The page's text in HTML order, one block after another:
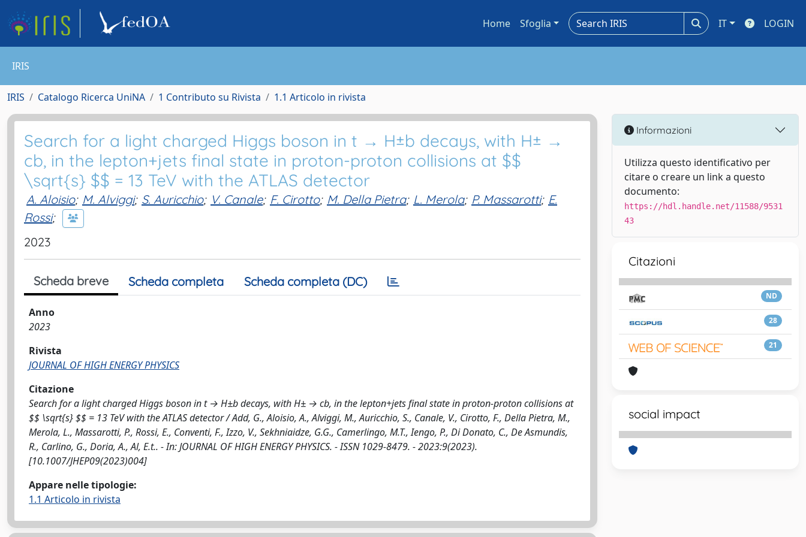
Home Sfoglia IT LOGIN
IRIS
IRIS Catalogo Ricerca UniNA 1 Contributo su Rivista 1.1 Articolo in rivista
Search for a light charged Higgs boson in t → H±b decays, with H± →
cb, in the lepton+jets final state in proton-proton collisions at $$
\sqrt{s} $$ = 13 TeV with the ATLAS detector
A. Aloisio; M. Alviggi; S. Auricchio; V. Canale; F. Cirotto; M. Della Pietra; L. Merola; P. Massarotti; E.
Rossi;
2023
Scheda breve Scheda completa Scheda completa (DC)
Anno
2023
Rivista
JOURNAL OF HIGH ENERGY PHYSICS
Citazione
Search for a light charged Higgs boson in t → H±b decays, with H± → cb, in the lepton+jets final state in proton-proton collisions at
$$ \sqrt{s} $$ = 13 TeV with the ATLAS detector / Add, G., Aloisio, A., Alviggi, M., Auricchio, S., Canale, V., Cirotto, F., Della Pietra, M.,
Merola, L., Massarotti, P., Rossi, E., Conventi, F., Izzo, V., Sekhniaidze, G.G., Camerlingo, M.T., Iengo, P., Di Donato, C., De Asmundis,
R., Carlino, G., Doria, A., Al, E.t.. - In: JOURNAL OF HIGH ENERGY PHYSICS. - ISSN 1029-8479. - 2023:9(2023).
[10.1007/JHEP09(2023)004]
Appare nelle tipologie:
1.1 Articolo in rivista
Informazioni
Utilizza questo identificativo per
citare o creare un link a questo
documento:
https://hdl.handle.net/11588/9531
43
Citazioni
ND
28
21
social impact